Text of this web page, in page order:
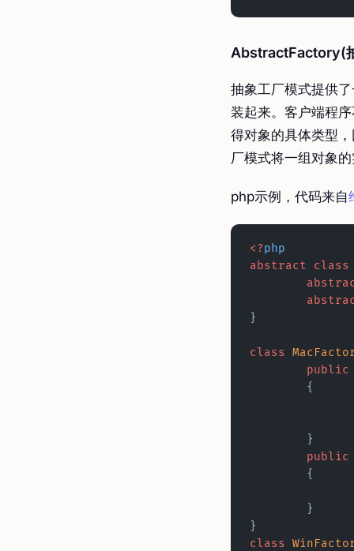
AbstractFactory(
抽象工厂模式提供
装起来。客户端程
得对象的具体类型
厂模式将一组对象
php示例，代码来自
<?php
abstract class
}
class
	public
	{
	}
	public
	{
	}
}
class